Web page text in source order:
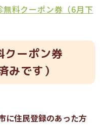
料クーポン券（6月下
ーポン券
みです）
に住民登録のあった方